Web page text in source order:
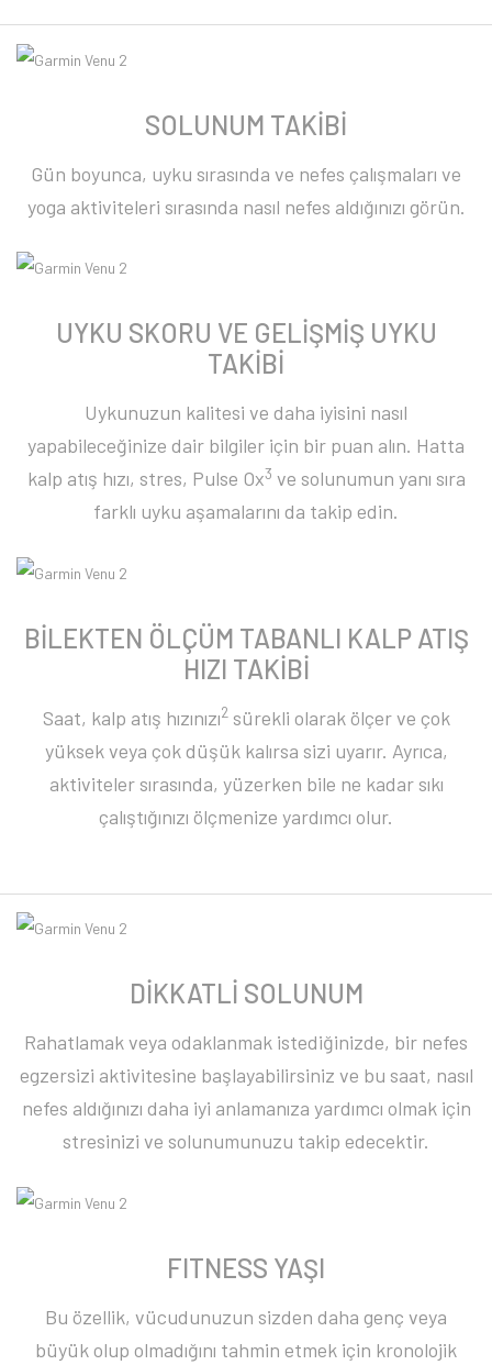
SOLUNUM TAKİBİ
Gün boyunca, uyku sırasında ve nefes çalışmaları ve
yoga aktiviteleri sırasında nasıl nefes aldığınızı görün.
UYKU SKORU VE GELİŞMİŞ UYKU
TAKİBİ
Uykunuzun kalitesi ve daha iyisini nasıl
yapabileceğinize dair bilgiler için bir puan alın. Hatta
kalp atış hızı, stres, Pulse Ox3 ve solunumun yanı sıra
farklı uyku aşamalarını da takip edin.
BİLEKTEN ÖLÇÜM TABANLI KALP ATIŞ
HIZI TAKİBİ
Saat, kalp atış hızınızı2sürekli olarak ölçer ve çok
yüksek veya çok düşük kalırsa sizi uyarır. Ayrıca,
aktiviteler sırasında, yüzerken bile ne kadar sıkı
çalıştığınızı ölçmenize yardımcı olur.
DİKKATLİ SOLUNUM
Rahatlamak veya odaklanmak istediğinizde, bir nefes
egzersizi aktivitesine başlayabilirsiniz ve bu saat, nasıl
nefes aldığınızı daha iyi anlamanıza yardımcı olmak için
stresinizi ve solunumunuzu takip edecektir.
FITNESS YAŞI
Bu özellik, vücudunuzun sizden daha genç veya
büyük olup olmadığını tahmin etmek için kronolojik